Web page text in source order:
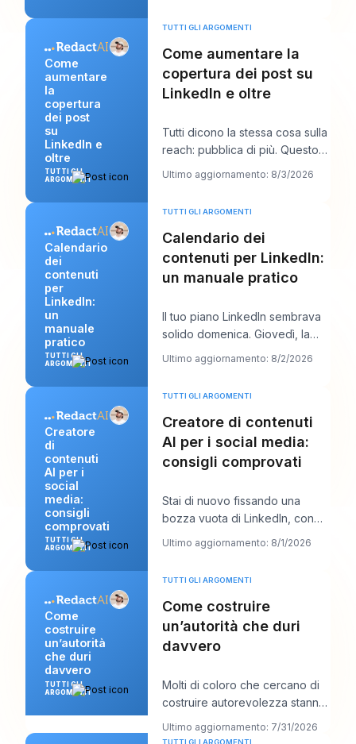
Come
aumentare
la
copertura
dei post
su
LinkedIn e
oltre
TUTTI GLI
ARGOMENTI
TUTTI GLI ARGOMENTI
Come aumentare la
copertura dei post su
LinkedIn e oltre
Tutti dicono la stessa cosa sulla
reach: pubblica di più. Questo
consiglio sembra produttivo, ma
Ultimo aggiornamento: 8/3/2026
Calendario
dei
contenuti
per
LinkedIn:
un
manuale
pratico
TUTTI GLI
ARGOMENTI
TUTTI GLI ARGOMENTI
Calendario dei
contenuti per LinkedIn:
un manuale pratico
Il tuo piano LinkedIn sembrava
solido domenica. Giovedì, la
coda è vuota, l’aggancio che ti
piaceva
Ultimo aggiornamento: 8/2/2026
Creatore
di
contenuti
AI per i
social
media:
consigli
comprovati
TUTTI GLI
ARGOMENTI
TUTTI GLI ARGOMENTI
Creatore di contenuti
AI per i social media:
consigli comprovati
Stai di nuovo fissando una
bozza vuota di LinkedIn, con
una chiamata con un cliente tra
dieci minuti
Ultimo aggiornamento: 8/1/2026
Come
costruire
un’autorità
che duri
davvero
TUTTI GLI
ARGOMENTI
TUTTI GLI ARGOMENTI
Come costruire
un’autorità che duri
davvero
Molti di coloro che cercano di
costruire autorevolezza stanno
facendo troppo della cosa
sbagliata. P
Ultimo aggiornamento: 7/31/2026